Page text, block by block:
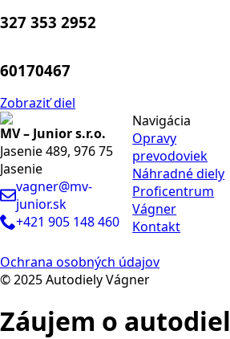
327 353 2952
60170467
Zobraziť diel
MV – Junior s.r.o.
Jasenie 489, 976 75
Jasenie
vagner@mv-
junior.sk
+421 905 148 460
Navigácia
Opravy
prevodoviek
Náhradné diely
Proficentrum
Vágner
Kontakt
Ochrana osobných údajov
© 2025 Autodiely Vágner
Záujem o autodiel